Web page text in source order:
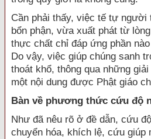
Cần phải thấy, việc tế tự người
bổn phận, vừa xuất phát từ
thực chất chỉ đáp ứng phần
Do vậy, việc giúp chúng sanh
thoát khổ, thông qua những
một nội dung được Phật giáo
Bàn về phương thức cứu độ
Như đã nêu rõ ở đề dẫn, cứu
chuyển hóa, khích lệ, cứu giúp